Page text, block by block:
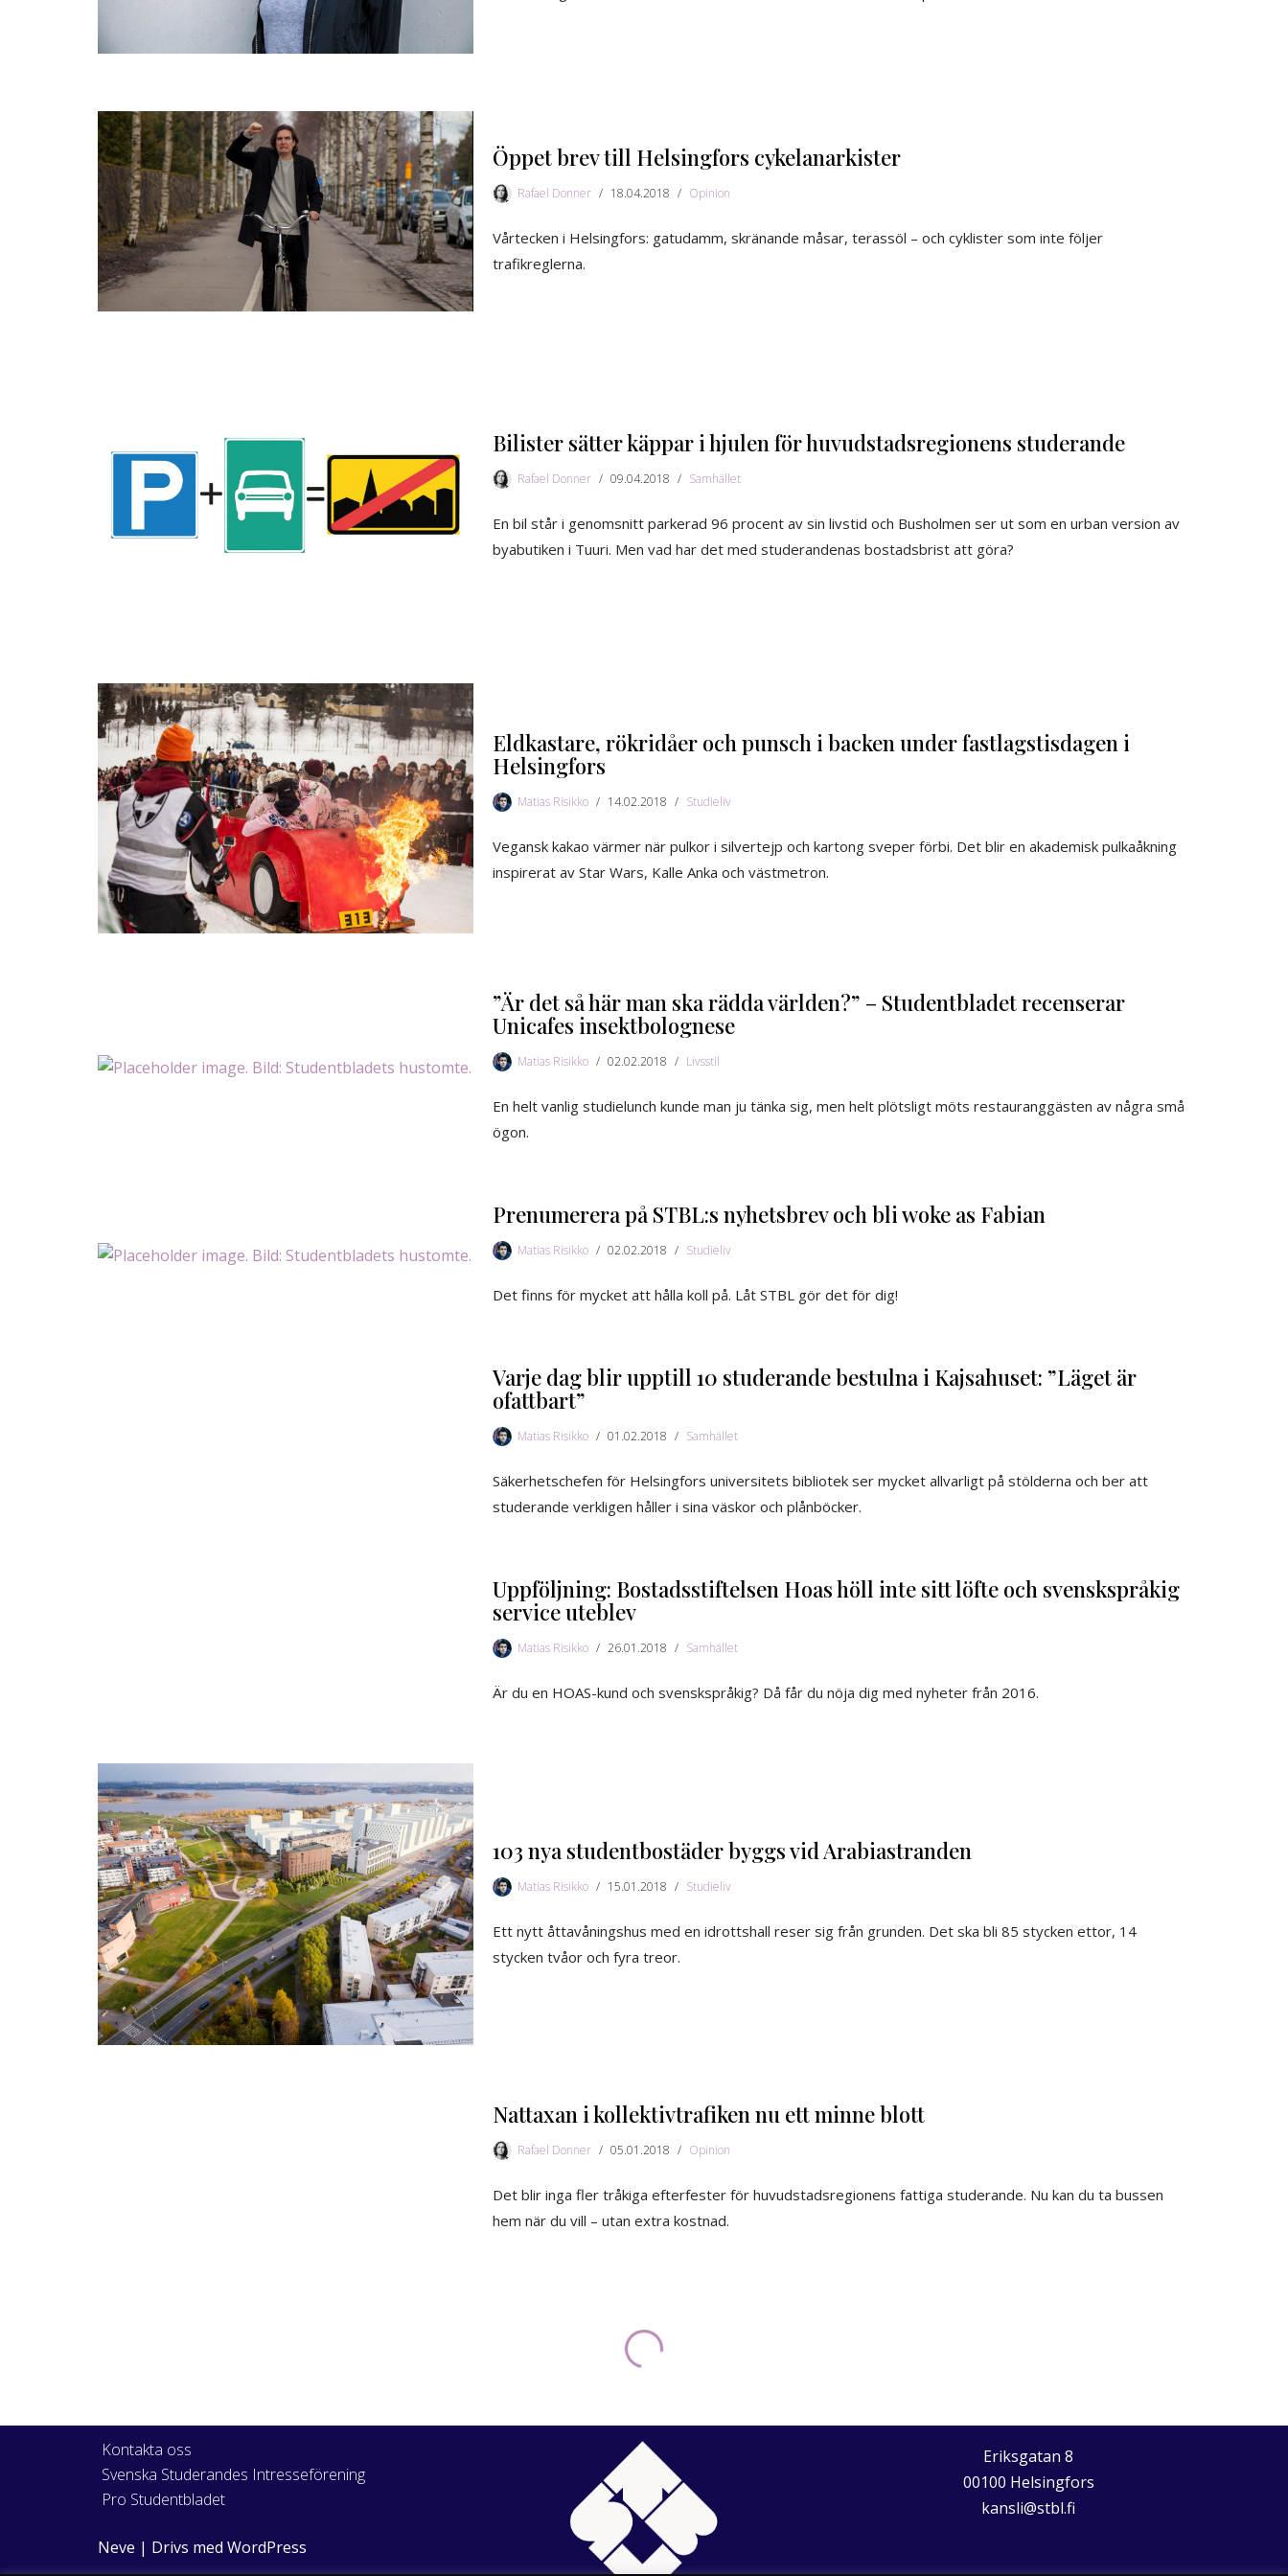
Öppet brev till Helsingfors cykelanarkister
Rafael Donner 18.04.2018 Opinion
Vårtecken i Helsingfors: gatudamm, skränande måsar, terassöl – och cyklister som inte följer
trafikreglerna.
Bilister sätter käppar i hjulen för huvudstadsregionens studerande
Rafael Donner 09.04.2018 Samhället
En bil står i genomsnitt parkerad 96 procent av sin livstid och Busholmen ser ut som en urban version av
byabutiken i Tuuri. Men vad har det med studerandenas bostadsbrist att göra?
Eldkastare, rökridåer och punsch i backen under fastlagstisdagen i
Helsingfors
Matias Risikko 14.02.2018 Studieliv
Vegansk kakao värmer när pulkor i silvertejp och kartong sveper förbi. Det blir en akademisk pulkaåkning
inspirerat av Star Wars, Kalle Anka och västmetron.
”Är det så här man ska rädda världen?” – Studentbladet recenserar
Unicafes insektbolognese
Matias Risikko 02.02.2018 Livsstil
En helt vanlig studielunch kunde man ju tänka sig, men helt plötsligt möts restauranggästen av några små
ögon.
Prenumerera på STBL:s nyhetsbrev och bli woke as Fabian
Matias Risikko 02.02.2018 Studieliv
Det finns för mycket att hålla koll på. Låt STBL gör det för dig!
Varje dag blir upptill 10 studerande bestulna i Kajsahuset: ”Läget är
ofattbart”
Matias Risikko 01.02.2018 Samhället
Säkerhetschefen för Helsingfors universitets bibliotek ser mycket allvarligt på stölderna och ber att
studerande verkligen håller i sina väskor och plånböcker.
Uppföljning: Bostadsstiftelsen Hoas höll inte sitt löfte och svenskspråkig
service uteblev
Matias Risikko 26.01.2018 Samhället
Är du en HOAS-kund och svenskspråkig? Då får du nöja dig med nyheter från 2016.
103 nya studentbostäder byggs vid Arabiastranden
Matias Risikko 15.01.2018 Studieliv
Ett nytt åttavåningshus med en idrottshall reser sig från grunden. Det ska bli 85 stycken ettor, 14
stycken tvåor och fyra treor.
Nattaxan i kollektivtrafiken nu ett minne blott
Rafael Donner 05.01.2018 Opinion
Det blir inga fler tråkiga efterfester för huvudstadsregionens fattiga studerande. Nu kan du ta bussen
hem när du vill – utan extra kostnad.
Kontakta oss
Svenska Studerandes Intresseförening
Pro Studentbladet
Neve | Drivs med WordPress
Eriksgatan 8
00100 Helsingfors
kansli@stbl.fi